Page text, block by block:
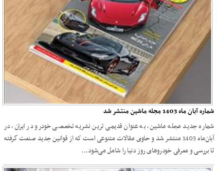
شماره آبان ماه 1403 مجله ماشین منتشر شد
شماره جدید مجله ماشین، به عنوان قدیمی ترین نشریه تخصصی خودرو در ایران، در
آبان‌ماه 1403 منتشر شد و حاوی مقالات متنوعی است که از قوانین جدید صنعت گرفته
تا بررسی و معرفی خودروهای روز دنیا را شامل می‌شود...